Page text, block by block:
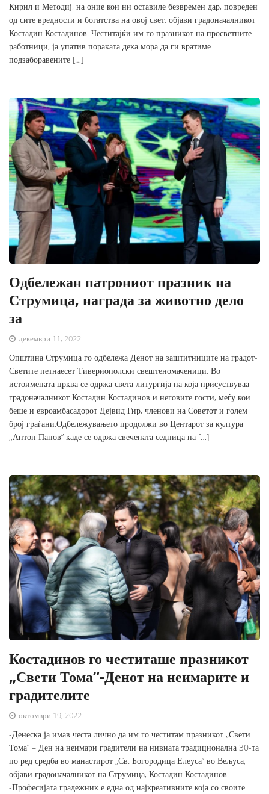
Кирил и Методиј, на оние кои ни оставиле безвремен дар, повреден
од сите вредности и богатства на овој свет, објави градоначалникот
Костадин Костадинов. Честитајќи им го празникот на просветните
работници, ја упатив пораката дека мора да ги вратиме
подзаборавените […]
Одбележан патрониот празник на
Струмица, награда за животно дело
за
декември 11, 2022
Општина Струмица го одбележа Денот на заштитниците на градот-
Светите петнаесет Тивериополски свештеномаченици. Во
истоимената црква се одржа света литургија на која присуствуваа
градоначалникот Костадин Костадинов и неговите гости, меѓу кои
беше и евроамбасадорот Дејвид Гир, членови на Советот и голем
број граѓани.Одбележувањето продолжи во Центарот за култура
,,Антон Панов” каде се одржа свечената седница на […]
Костадинов го честиташе празникот
„Свети Тома“-Денот на неимарите и
градителите
октомври 19, 2022
-Денеска ја имав честа лично да им го честитам празникот „Свети
Тома“ – Ден на неимари градители на нивната традиционална 30-та
по ред средба во манастирот „Св. Богородица Елеуса“ во Вељуса,
објави градоначалникот на Струмица, Костадин Костадинов.
-Професијата градежник е една од најкреативните која со своите